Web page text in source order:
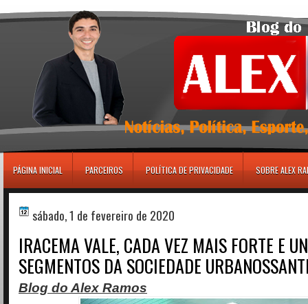
PÁGINA INICIAL PARCEIROS POLÍTICA DE PRIVACIDADE SOBRE ALEX
sábado, 1 de fevereiro de 2020
IRACEMA VALE, CADA VEZ MAIS FORTE E
SEGMENTOS DA SOCIEDADE
Blog do Alex Ramos